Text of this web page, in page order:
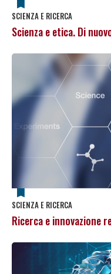
SCIENZA E RICERCA
Scienza e etica. Di
SCIENZA E RICERCA
Ricerca e innovazione